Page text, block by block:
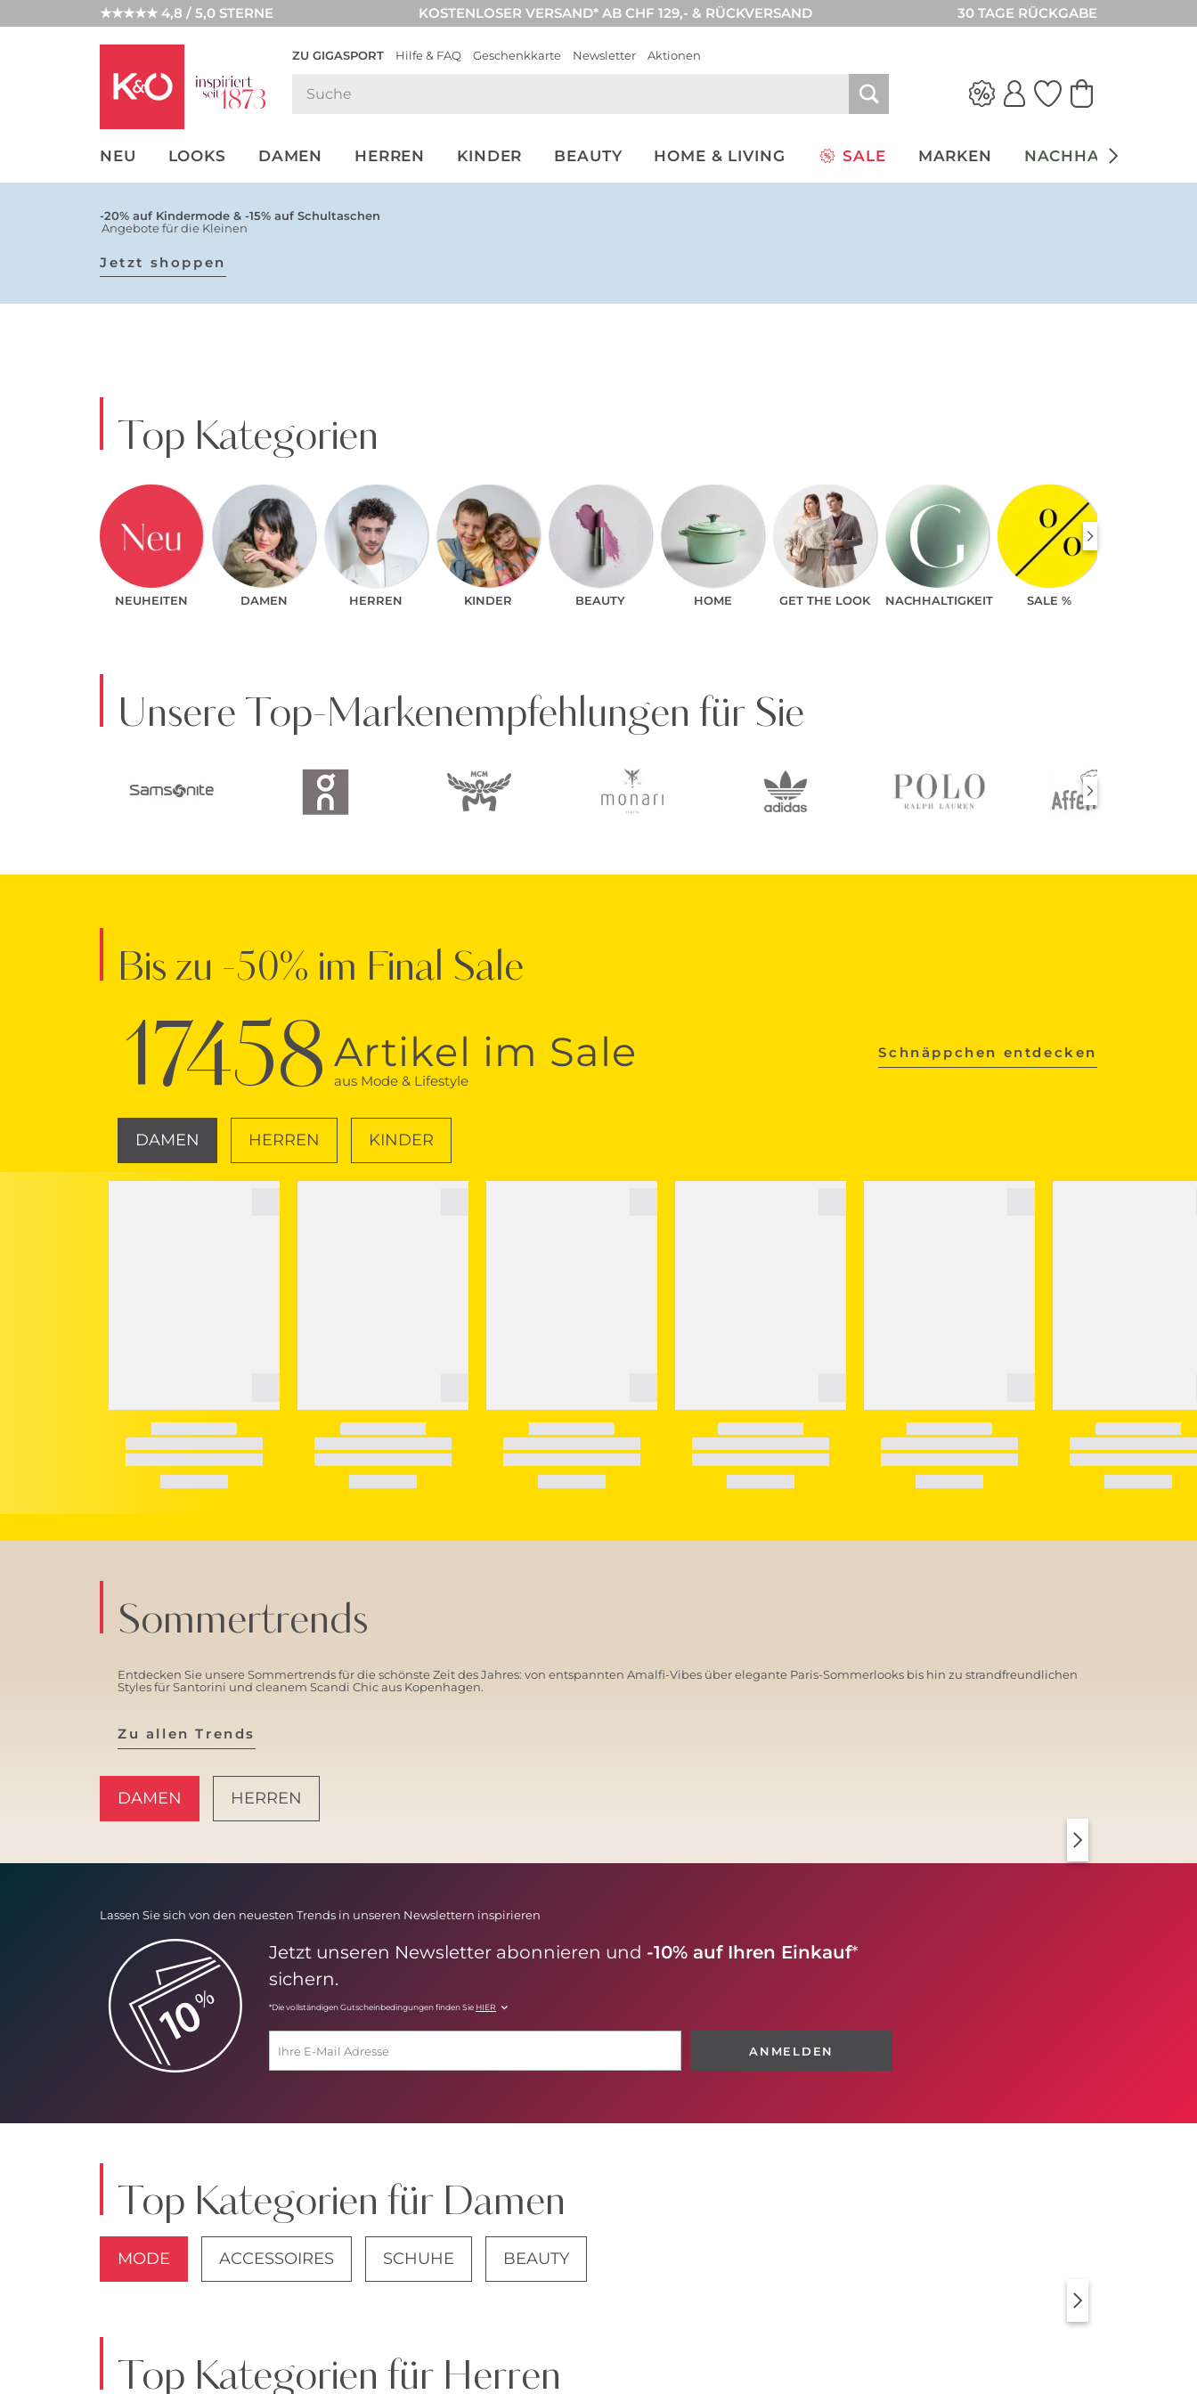
★★★★★ 4,8 / 5,0 STERNE KOSTENLOSER VERSAND* AB CHF 129,- & RÜCKVERSAND 30 TAGE RÜCKGABE
ZU GIGASPORT Hilfe & FAQ Geschenkkarte Newsletter Aktionen
NEU LOOKS DAMEN HERREN KINDER BEAUTY HOME & LIVING SALE MARKEN NACHHALTIGKEIT
NEW IN
WEDDING
-20% auf Kindermode & -15% auf Schultaschen
Angebote für die Kleinen
Jetzt shoppen
Top Kategorien
NEUHEITEN DAMEN HERREN KINDER BEAUTY HOME GET THE LOOK NACHHALTIGKEIT SALE %
Unsere Top-Markenempfehlungen für Sie
Bis zu -50% im Final Sale
17458 Artikel im Sale
aus Mode & Lifestyle
Schnäppchen entdecken
DAMEN HERREN KINDER
Sommertrends
Entdecken Sie unsere Sommertrends für die schönste Zeit des Jahres: von entspannten Amalfi-Vibes über elegante Paris-Sommerlooks bis hin zu strandfreundlichen
Styles für Santorini und cleanem Scandi Chic aus Kopenhagen.
Zu allen Trends
DAMEN HERREN
Lassen Sie sich von den neuesten Trends in unseren Newslettern inspirieren
Jetzt unseren Newsletter abonnieren und -10% auf Ihren Einkauf*
sichern.
*Die vollständigen Gutscheinbedingungen finden Sie HIER
ANMELDEN
Top Kategorien für Damen
MODE ACCESSOIRES SCHUHE BEAUTY
Top Kategorien für Herren